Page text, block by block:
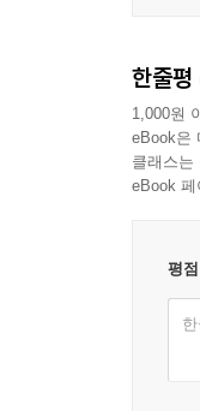
약속을
저녁으
이다.
천히 진
후에 일
투자자
정도로
첫째는
투자
돈이
한줄평
1,000원
eBook은
클래스는
eBook
평점